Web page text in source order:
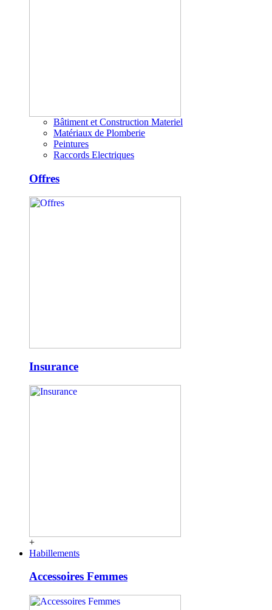
Bâtiment et Construction Materiel
Matériaux de Plomberie
Peintures
Raccords Electriques
Offres
Insurance
+
Habillements
Accessoires Femmes